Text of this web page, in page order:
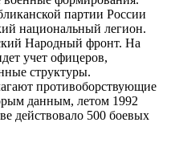
партии России
национальный легион.
Народный фронт. На
учет офицеров,
структуры.
противоборствующие
данным, летом 1992
действовало 500 боевых